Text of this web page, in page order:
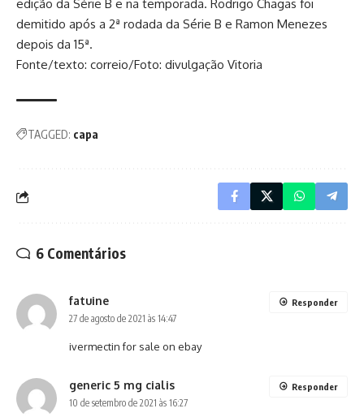
edição da Série B e na temporada. Rodrigo Chagas foi
demitido após a 2ª rodada da Série B e Ramon Menezes
depois da 15ª.
Fonte/texto: correio/Foto: divulgação Vitoria
TAGGED: capa
6 Comentários
fatuine
27 de agosto de 2021 às 14:47
ivermectin for sale on ebay
Responder
generic 5 mg cialis
10 de setembro de 2021 às 16:27
Responder